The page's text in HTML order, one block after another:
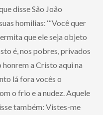
disse São João
homilias: ‘“Você quer
que ele seja objeto
é, nos pobres, privados
a Cristo aqui na
lá fora vocês o
o frio e a nudez. Aquele
também: Vistes-me